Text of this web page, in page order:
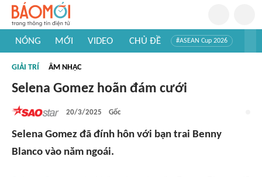
NÓNG MỚI VIDEO CHỦ ĐỀ #ASEAN Cup 2026
#Khám phá thế giới
GIẢI TRÍ ÂM NHẠC
Selena Gomez hoãn đám cưới
20/3/2025 Gốc
Selena Gomez đã đính hôn với bạn trai Benny
Blanco vào năm ngoái.